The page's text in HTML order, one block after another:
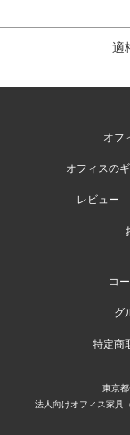
適
オフ
オフィスの
レビュー
コ
グ
特定商
東京
法人向けオフィス家具